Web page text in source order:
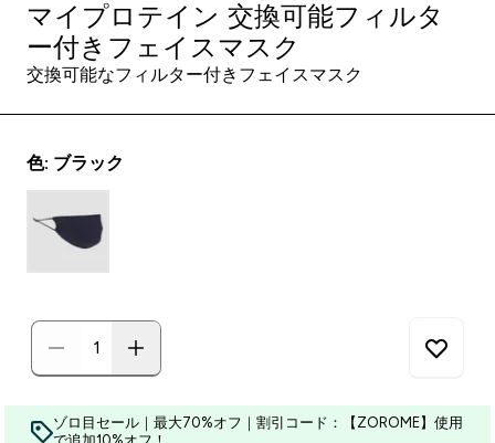
マイプロテイン 交換可能フィルタ
ー付きフェイスマスク
交換可能なフィルター付きフェイスマスク
色: ブラック
ゾロ目セール｜最大70%オフ｜割引コード：【ZOROME】使用